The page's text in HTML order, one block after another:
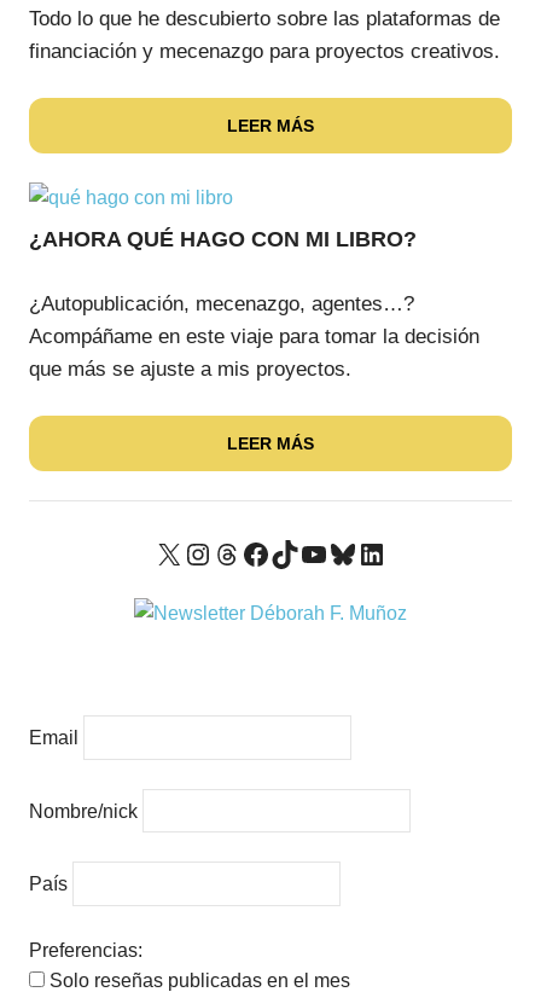
Todo lo que he descubierto sobre las plataformas de
financiación y mecenazgo para proyectos creativos.
LEER MÁS
¿AHORA QUÉ HAGO CON MI LIBRO?
¿Autopublicación, mecenazgo, agentes…?
Acompáñame en este viaje para tomar la decisión
que más se ajuste a mis proyectos.
LEER MÁS
X Instagram
Threads
Facebook
TikTok
YouTube
Bluesky
LinkedIn
Email
Nombre/nick
País
Preferencias:
Solo reseñas publicadas en el mes